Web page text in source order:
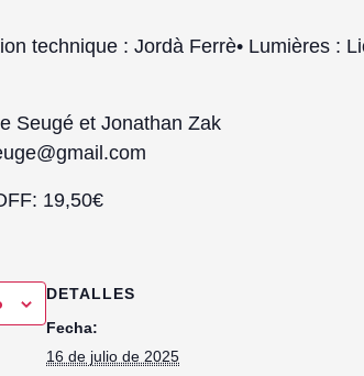
technique : Jordà Ferrè• Lumières :
Seugé et Jonathan Zak
19,50€
DETALLES
Fecha:
16 de julio de 2025